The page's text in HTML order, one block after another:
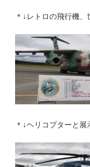
＊↓レトロの飛行機
＊↓ヘリコプターと